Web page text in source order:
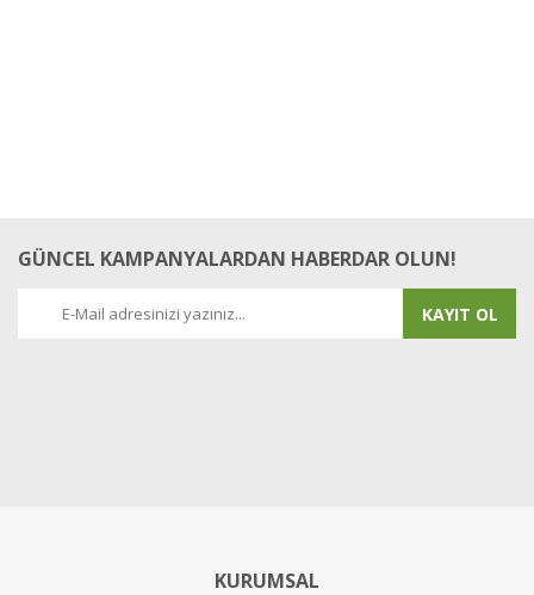
GÜNCEL KAMPANYALARDAN HABERDAR OLUN!
KAYIT OL
KURUMSAL